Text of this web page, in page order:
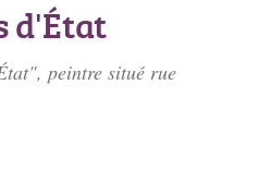
d'État
peintre situé rue